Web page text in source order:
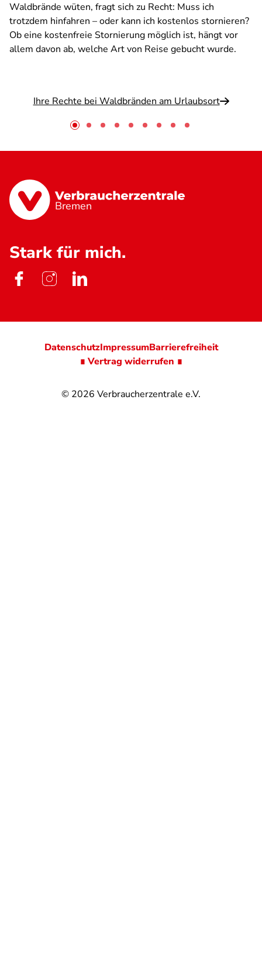
Waldbrände wüten, fragt sich zu Recht: Muss ich
trotzdem hinfahren – oder kann ich kostenlos stornieren?
Ob eine kostenfreie Stornierung möglich ist, hängt vor
allem davon ab, welche Art von Reise gebucht wurde.
Ihre Rechte bei Waldbränden am Urlaubsort
Bremen
Stark für mich.
© 2026 Verbraucherzentrale e.V.
DatenschutzImpressumBarrierefreiheit
∎ Vertrag widerrufen ∎